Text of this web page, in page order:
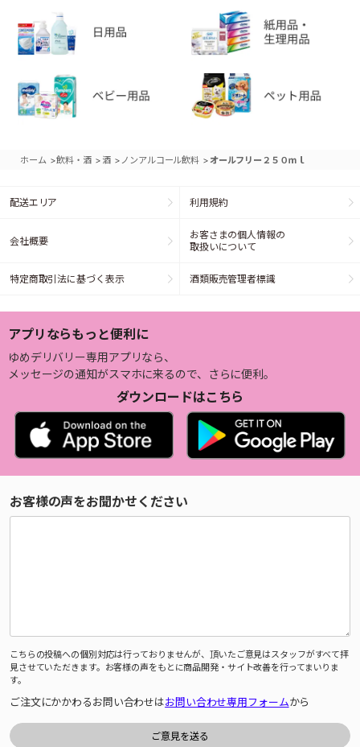
ホーム >飲料・酒 > 酒 > ノンアルコール飲料 >オールフリー２５０ｍｌ
配送エリア 利用規約
会社概要
お客さまの個人情報の
取扱いについて
特定商取引法に基づく表示 酒類販売管理者標識
アプリならもっと便利に
ゆめデリバリー専用アプリなら、
メッセージの通知がスマホに来るので、さらに便利。
ダウンロードはこちら
お客様の声をお聞かせください
こちらの投稿への個別対応は行っておりませんが、頂いたご意見はスタッフがすべて拝
見させていただきます。お客様の声をもとに商品開発・サイト改善を行ってまいりま
す。
ご注文にかかわるお問い合わせはお問い合わせ専用フォームから